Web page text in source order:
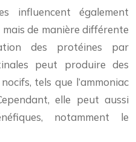
influencent également
de manière différente
des protéines par
peut produire des
tels que l’ammoniac
elle peut aussi
notamment le